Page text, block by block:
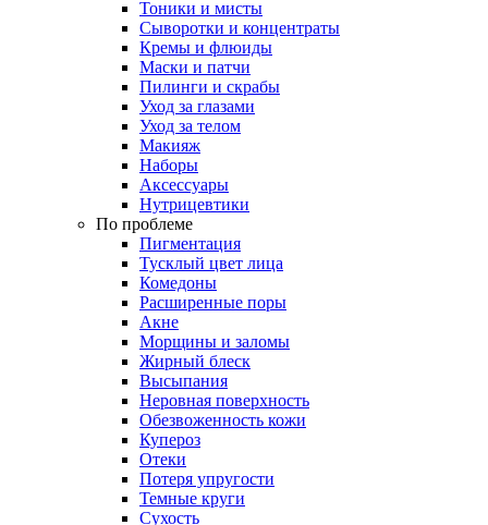
Тоники и мисты
Сыворотки и концентраты
Кремы и флюиды
Маски и патчи
Пилинги и скрабы
Уход за глазами
Уход за телом
Макияж
Наборы
Аксессуары
Нутрицевтики
По проблеме
Пигментация
Тусклый цвет лица
Комедоны
Расширенные поры
Акне
Морщины и заломы
Жирный блеск
Высыпания
Неровная поверхность
Обезвоженность кожи
Купероз
Отеки
Потеря упругости
Темные круги
Сухость